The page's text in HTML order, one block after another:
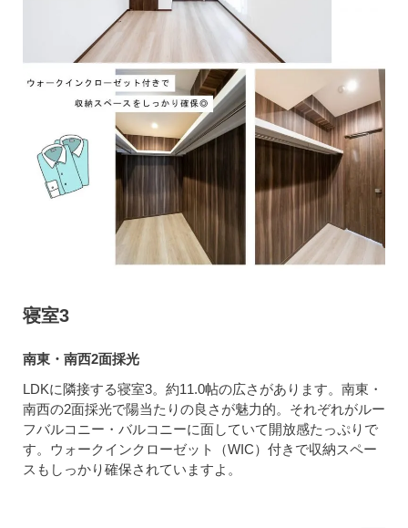
寝室3
南東・南西2面採光
LDKに隣接する寝室3。約11.0帖の広さがあります。南東・
南西の2面採光で陽当たりの良さが魅力的。それぞれがルー
フバルコニー・バルコニーに面していて開放感たっぷりで
す。ウォークインクローゼット（WIC）付きで収納スペー
スもしっかり確保されていますよ。